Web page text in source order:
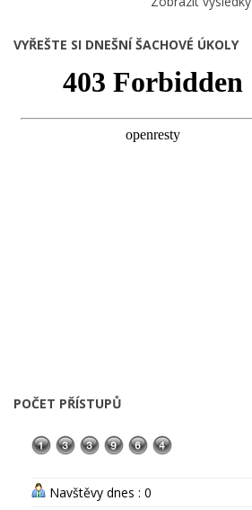
VYŘEŠTE SI DNEŠNÍ ŠACHOVÉ ÚKOLY
POČET PŘÍSTUPŮ
Navštěvy dnes : 0